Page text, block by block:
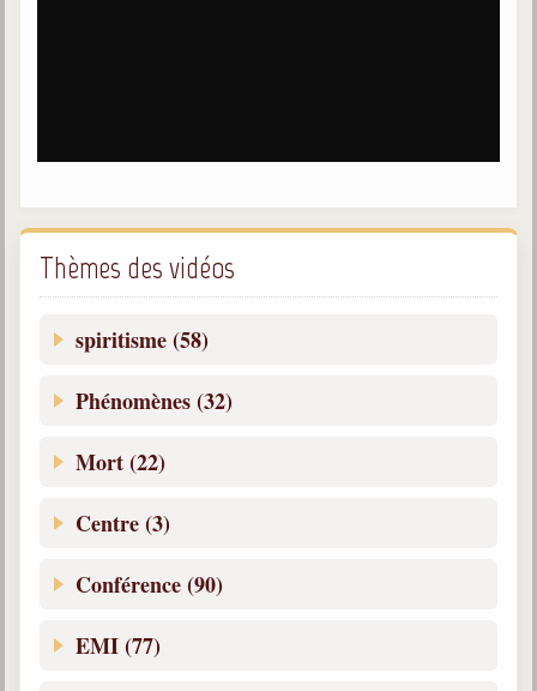
Thèmes des vidéos
spiritisme (58)
Phénomènes (32)
Mort (22)
Centre (3)
Conférence (90)
EMI (77)